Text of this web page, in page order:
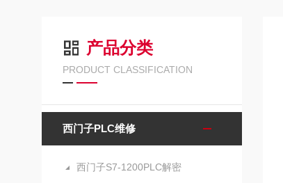
产品分类
PRODUCT CLASSIFICATION
西门子PLC维修
西门子S7-1200PLC解密